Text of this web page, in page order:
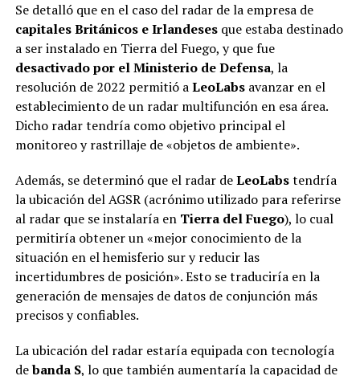
Se detalló que en el caso del radar de la empresa de
capitales Británicos e Irlandesesque estaba destinado
a ser instalado en Tierra del Fuego, y que fue
desactivado por el Ministerio de Defensa, la
resolución de 2022 permitió aLeoLabsavanzar en el
establecimiento de un radar multifunción en esa área.
Dicho radar tendría como objetivo principal el
monitoreo y rastrillaje de «objetos de ambiente».
Además, se determinó que el radar deLeoLabstendría
la ubicación del AGSR (acrónimo utilizado para referirse
al radar que se instalaría en Tierra del Fuego), lo cual
permitiría obtener un «mejor conocimiento de la
situación en el hemisferio sur y reducir las
incertidumbres de posición». Esto se traduciría en la
generación de mensajes de datos de conjunción más
precisos y confiables.
La ubicación del radar estaría equipada con tecnología
debanda S, lo que también aumentaría la capacidad de